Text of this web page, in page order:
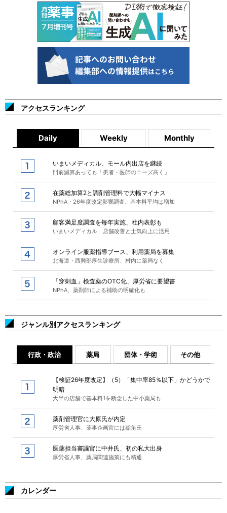
アクセスランキング
Daily Weekly Monthly
いまいメディカル、モール内出店を継続
門前減算あっても「患者・医師のニーズ高く」
在薬総加算2と調剤管理料で大幅マイナス
NPhA・26年度改定影響調査、基本料平均は増加
顧客満足度調査を毎年実施、社内表彰も
いまいメディカル 店舗改善と士気向上に活用
オンライン服薬指導ブース、利用薬局を募集
北海道・西興部厚生診療所、村内に薬局なく
「穿刺血」検査薬のOTC化、厚労省に要望書
NPhA、薬剤師による補助の明確化も
ジャンル別アクセスランキング
行政・政治 薬局 団体・学術 その他
【検証26年度改定】（5）「集中率85％以下」かどうかで
明暗
大半の店舗で基本料1を断念した中小薬局も
薬剤管理官に大原氏が内定
厚労省人事、薬事企画官には稲角氏
医薬担当審議官に中井氏、初の私大出身
厚労省人事、薬局関連施策にも精通
カレンダー